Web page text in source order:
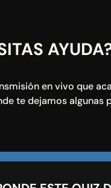
en vivo que
te dejamos algunas